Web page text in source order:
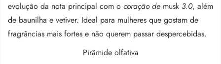
evolução da nota principal com o coração de musk 3.0, além
de baunilha e vetiver. Ideal para mulheres que gostam de
fragrâncias mais fortes e não querem passar despercebidas.
Pirâmide olfativa